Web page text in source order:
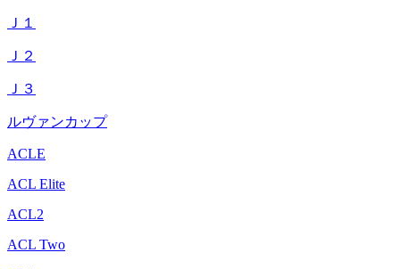
Ｊ１
Ｊ２
Ｊ３
ルヴァンカップ
ACLE
ACL Elite
ACL2
ACL Two